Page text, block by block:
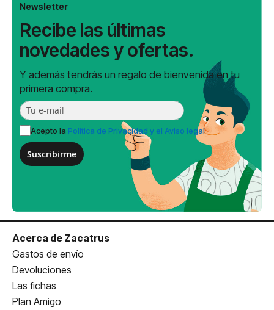
Newsletter
Recibe las últimas
novedades y ofertas.
Y además tendrás un regalo de bienvenida en tu
primera compra.
Acepto la Política de Privacidad y el Aviso legal
Suscribirme
Acerca de Zacatrus
Gastos de envío
Devoluciones
Las fichas
Plan Amigo